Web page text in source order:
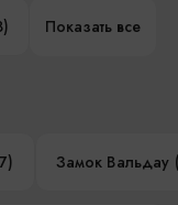
Показать все
Замок Вальдау